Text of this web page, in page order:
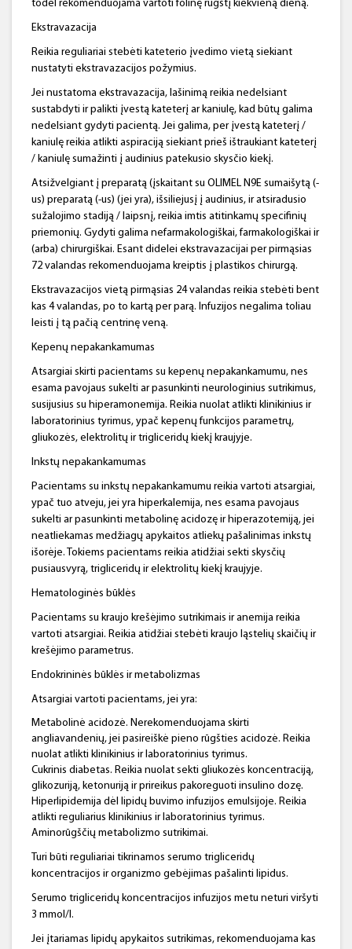
todėl rekomenduojama vartoti folinę rūgštį kiekvieną dieną.
Ekstravazacija
Reikia reguliariai stebėti kateterio įvedimo vietą siekiant
nustatyti ekstravazacijos požymius.
Jei nustatoma ekstravazacija, lašinimą reikia nedelsiant
sustabdyti ir palikti įvestą kateterį ar kaniulę, kad būtų galima
nedelsiant gydyti pacientą. Jei galima, per įvestą kateterį /
kaniulę reikia atlikti aspiraciją siekiant prieš ištraukiant kateterį
/ kaniulę sumažinti į audinius patekusio skysčio kiekį.
Atsižvelgiant į preparatą (įskaitant su OLIMEL N9E sumaišytą (-
us) preparatą (-us) (jei yra), išsiliejusį į audinius, ir atsiradusio
sužalojimo stadiją / laipsnį, reikia imtis atitinkamų specifinių
priemonių. Gydyti galima nefarmakologiškai, farmakologiškai ir
(arba) chirurgiškai. Esant didelei ekstravazacijai per pirmąsias
72 valandas rekomenduojama kreiptis į plastikos chirurgą.
Ekstravazacijos vietą pirmąsias 24 valandas reikia stebėti bent
kas 4 valandas, po to kartą per parą. Infuzijos negalima toliau
leisti į tą pačią centrinę veną.
Kepenų nepakankamumas
Atsargiai skirti pacientams su kepenų nepakankamumu, nes
esama pavojaus sukelti ar pasunkinti neurologinius sutrikimus,
susijusius su hiperamonemija. Reikia nuolat atlikti klinikinius ir
laboratorinius tyrimus, ypač kepenų funkcijos parametrų,
gliukozės, elektrolitų ir trigliceridų kiekį kraujyje.
Inkstų nepakankamumas
Pacientams su inkstų nepakankamumu reikia vartoti atsargiai,
ypač tuo atveju, jei yra hiperkalemija, nes esama pavojaus
sukelti ar pasunkinti metabolinę acidozę ir hiperazotemiją, jei
neatliekamas medžiagų apykaitos atliekų pašalinimas inkstų
išorėje. Tokiems pacientams reikia atidžiai sekti skysčių
pusiausvyrą, trigliceridų ir elektrolitų kiekį kraujyje.
Hematologinės būklės
Pacientams su kraujo krešėjimo sutrikimais ir anemija reikia
vartoti atsargiai. Reikia atidžiai stebėti kraujo ląstelių skaičių ir
krešėjimo parametrus.
Endokrininės būklės ir metabolizmas
Atsargiai vartoti pacientams, jei yra:
Metabolinė acidozė. Nerekomenduojama skirti
angliavandenių, jei pasireiškė pieno rūgšties acidozė. Reikia
nuolat atlikti klinikinius ir laboratorinius tyrimus.
Cukrinis diabetas. Reikia nuolat sekti gliukozės koncentraciją,
glikozuriją, ketonuriją ir prireikus pakoreguoti insulino dozę.
Hiperlipidemija dėl lipidų buvimo infuzijos emulsijoje. Reikia
atlikti reguliarius klinikinius ir laboratorinius tyrimus.
Aminorūgščių metabolizmo sutrikimai.
Turi būti reguliariai tikrinamos serumo trigliceridų
koncentracijos ir organizmo gebėjimas pašalinti lipidus.
Serumo trigliceridų koncentracijos infuzijos metu neturi viršyti
3 mmol/l.
Jei įtariamas lipidų apykaitos sutrikimas, rekomenduojama kas